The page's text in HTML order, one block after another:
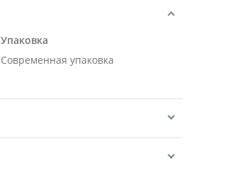
Упаковка
Современная упаковка